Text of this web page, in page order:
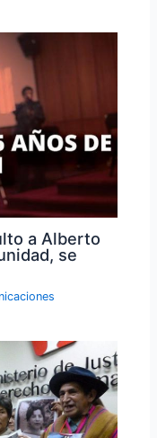
a Alberto
se